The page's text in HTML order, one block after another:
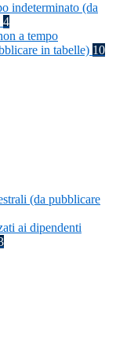
indeterminato (da
4
a tempo
in tabelle) 10
(da pubblicare
ai dipendenti